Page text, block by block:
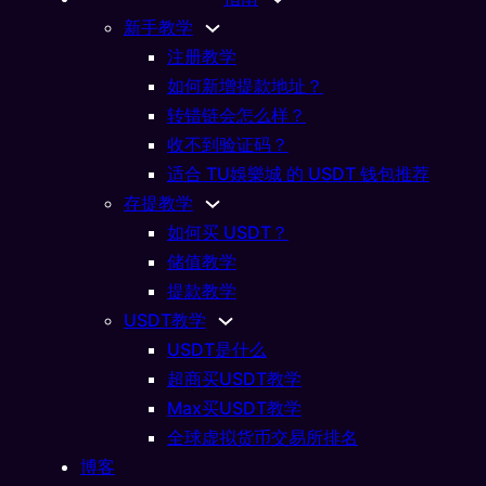
新手教学
注册教学
如何新增提款地址？
转错链会怎么样？
收不到验证码？
适合 TU娛樂城 的 USDT 钱包推荐
存提教学
如何买 USDT？
储值教学
提款教学
USDT教学
USDT是什么
超商买USDT教学
Max买USDT教学
全球虚拟货币交易所排名
博客
加密货币
拟货币交易所排名推荐
01/16/2026